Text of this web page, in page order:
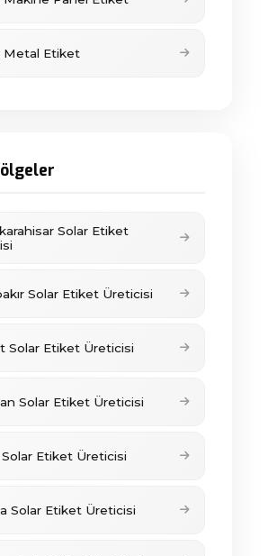
Metal Etiket
Solar Etiket
Solar Etiket Üreticisi
Solar Etiket Üreticisi
Solar Etiket Üreticisi
Etiket Üreticisi
Solar Etiket Üreticisi